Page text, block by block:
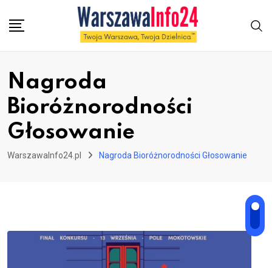
Nagroda
Bioróżnorodności
Głosowanie
WarszawaInfo24.pl Nagroda Bioróżnorodności Głosowanie